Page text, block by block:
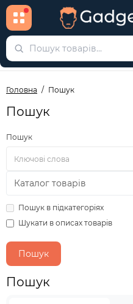
Головна Пошук
Пошук
Пошук
Пошук в підкатегоріях
Шукати в описах товарів
Пошук